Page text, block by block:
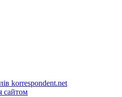
korrespondent.net
сайтом